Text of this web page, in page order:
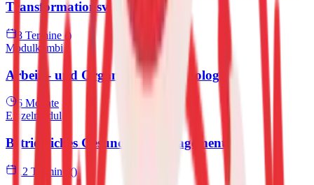
Transformationsverantwortung
8 Termine ()
Modulkombi
Arbeits- und Organisationspsychologie
6 Monate
Einzelmodul
Betriebliches Gesundheitsmanagement
12 Termine ()